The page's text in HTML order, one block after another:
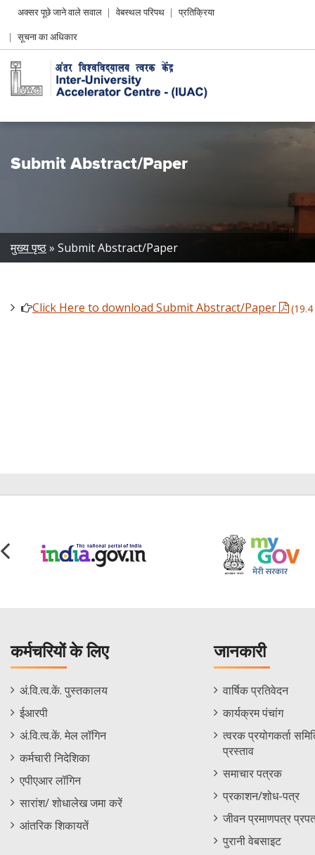
Header
menu
अक्सर पूछे जाने वाले सवाल वेबस्थल परिपथ
प्रतिक्रिया
सूचना का अधिकार
Submit Abstract/Paper
Breadcrumb
मुख्य पृष्ठ Submit Abstract/Paper
Click Here to download Submit Abstract/Paper
कर्मचरियों के लिए
Staff
Footer
Menu
अं.वि.त्व.कें. पुस्तकालय
ईआरपी
अं.वि.त्व.कें. मेल लॉगिन
कर्मचारी निदेशिका
एपीएआर लॉगिन
सारांश/ शोधालेख जमा करें
आंतरिक शिकायतें
जानकारी
Informations
Menu
वार्षिक प्रतिवेदन
कार्यक्रम पंचांग
त्वरक प्रयोगकर्ता
प्रस्ताव
समाचार पत्रक
प्रकाशन/शोध-पत्र
जीवन प्रमाणपत्र
पुरानी वेबसाइट